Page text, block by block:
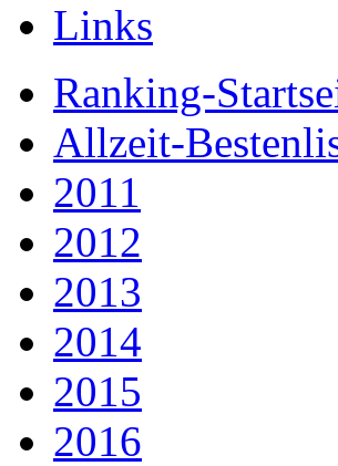
Links
Ranking-
Allzeit-
2011
2012
2013
2014
2015
2016